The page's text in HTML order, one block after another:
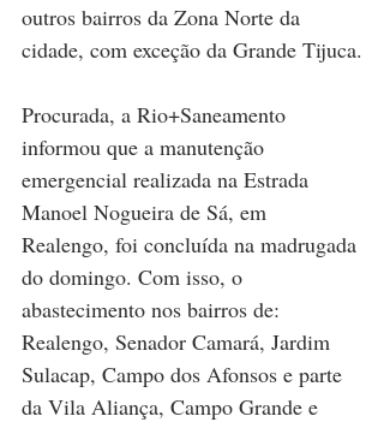
outros bairros da Zona Norte da
cidade, com exceção da Grande Tijuca.
Procurada, a Rio+Saneamento
informou que a manutenção
emergencial realizada na Estrada
Manoel Nogueira de Sá, em
Realengo, foi concluída na madrugada
do domingo. Com isso, o
abastecimento nos bairros de:
Realengo, Senador Camará, Jardim
Sulacap, Campo dos Afonsos e parte
da Vila Aliança, Campo Grande e